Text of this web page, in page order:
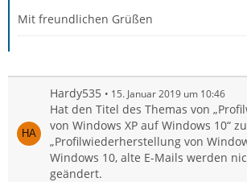
Mit freundlichen Grüßen
Hardy535 15. Januar 2019 um 10:46
Hat den Titel des Themas von
von Windows XP auf Windows 10“ zu
„Profilwiederherstellung von
Windows 10, alte E-Mails werden
geändert.